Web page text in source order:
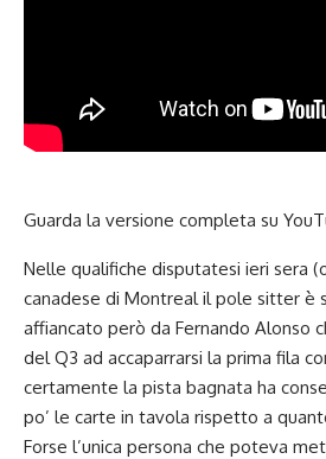
Guarda la versione completa su
Nelle qualifiche disputatesi ieri sera
canadese di Montreal il pole sitter è
affiancato però da Fernando Alonso
del Q3 ad accaparrarsi la prima fila
certamente la pista bagnata ha
po’ le carte in tavola rispetto a
Forse l’unica persona che poteva